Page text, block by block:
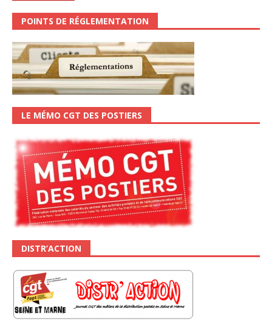
POINTS DE RÉGLEMENTATION
LE MÉMO CGT DES POSTIERS
DISTR’ACTION